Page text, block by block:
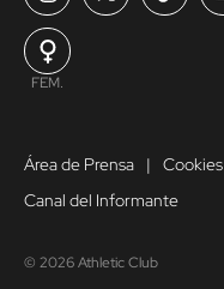
FEM.
Área de Prensa Cookies
Canal del Informante
© 2026 Athletic Club